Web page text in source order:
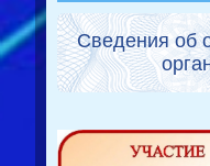
Сведения об